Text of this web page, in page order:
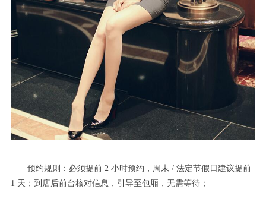
预约规则：必须提前 2 小时预约，周末 / 法定节假日建议提前
1 天；到店后前台核对信息，引导至包厢，无需等待；